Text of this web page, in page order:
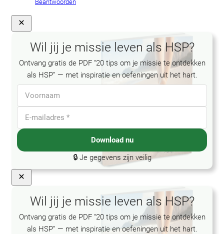
Beantwoorden
Close
Wil jij je missie leven als HSP?
Ontvang gratis de PDF “20 tips om je missie te ontdekken
als HSP” — met inspiratie en oefeningen uit het hart.
Download nu
🔒 Je gegevens zijn veilig
Wil jij je missie leven als HSP?
Ontvang gratis de PDF “20 tips om je missie te ontdekken
als HSP” — met inspiratie en oefeningen uit het hart.